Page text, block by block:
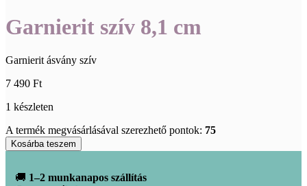
Garnierit szív 8,1 cm
Garnierit ásvány szív
7 490 Ft
1 készleten
A termék megvásárlásával szerezhető pontok: 75
Garnierit
szív
cm
Kosárba teszem
🚚 1–2 munkanapos szállítás